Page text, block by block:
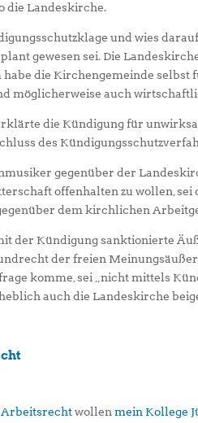
die Landeskirche.
und wies
gewesen sei. Die
die Kirchengemeinde selbst
möglicherweise auch
die Kündigung für
des
gegenüber der
offenhalten zu wollen,
dem kirchlichen
der Kündigung sanktionierte
der freien
komme, sei „nicht mittels
auch die Landeskirche
Arbeitsrechtwollenmein Kollege